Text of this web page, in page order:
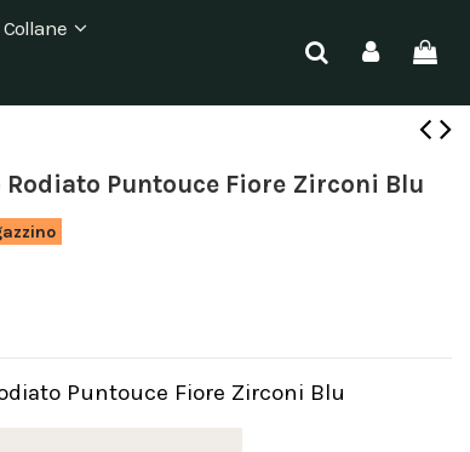
Collane
Puntouce Fiore Zirconi Blu
Puntouce Fiore Zirconi Blu